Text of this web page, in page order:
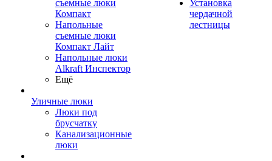
съемные люки
Компакт
Напольные
съемные люки
Компакт Лайт
Напольные люки
Alkraft Инспектор
Ещё
Уличные люки
Люки под
брусчатку
Канализационные
люки
Установка
чердачной
лестницы